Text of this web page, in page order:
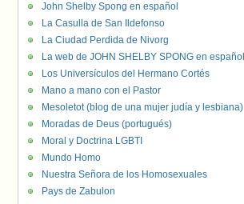
John Shelby Spong en español
La Casulla de San Ildefonso
La Ciudad Perdida de Nivorg
La web de JOHN SHELBY SPONG en español
Los Universículos del Hermano Cortés
Mano a mano con el Pastor
Mesoletot (blog de una mujer judía y lesbiana)
Moradas de Deus (portugués)
Moral y Doctrina LGBTI
Mundo Homo
Nuestra Señora de los Homosexuales
Pays de Zabulon